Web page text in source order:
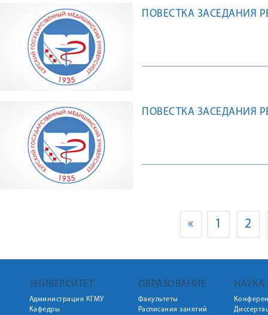
ПОВЕСТКА ЗАСЕДАНИЯ
ПОВЕСТКА ЗАСЕДАНИЯ
« 1 2
УНИВЕРСИТЕТ
Администрация КГМУ
Кафедры
ОБРАЗОВАНИЕ
Факультеты
Расписания занятий
НАУКА